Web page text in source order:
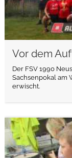
Vor dem
Der FSV 1990
Sachsenpokal am
erwischt.